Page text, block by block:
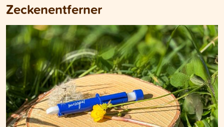
Zeckenentferner